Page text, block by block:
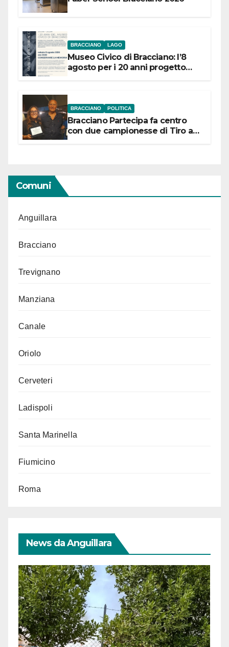
BRACCIANO LAGO
Museo Civico di Bracciano: l’8
agosto per i 20 anni progetto
BRACCIANO POLITICA
Bracciano Partecipa fa centro
con due campionesse di Tiro a
Comuni
Anguillara
Bracciano
Trevignano
Manziana
Canale
Oriolo
Cerveteri
Ladispoli
Santa Marinella
Fiumicino
Roma
News da Anguillara